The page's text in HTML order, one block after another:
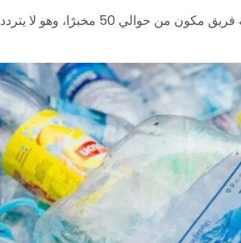
وإذا كان لديك مخبر، فقد تكسب بعض المال في ساعة أو ساعتين. أما بالنسبة لوانغ يوي، فلديه فريق مكون من حوالي 50 مخبرًا، وهو لا يتردد